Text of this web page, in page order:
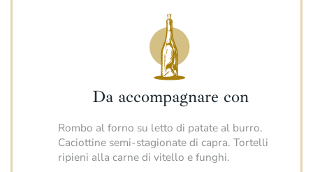
Da accompagnare con
Rombo al forno su letto di patate al burro.
Caciottine semi-stagionate di capra. Tortelli
ripieni alla carne di vitello e funghi.